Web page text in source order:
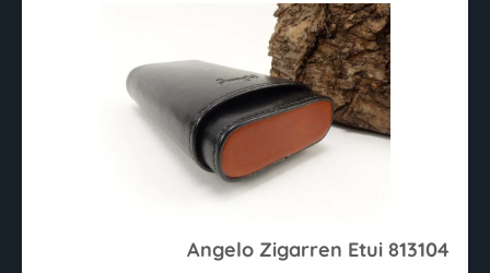
Angelo Zigarren Etui 813104